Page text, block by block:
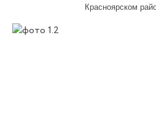
Красноярском